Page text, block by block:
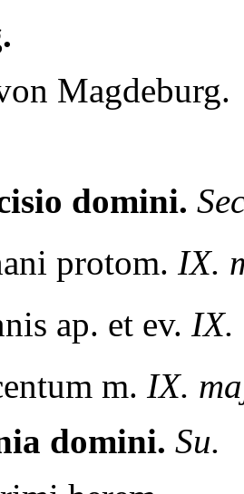
Magdeburg.
domini.
protom. IX.
ap. et ev. IX.
m. IX.
domini. Su.